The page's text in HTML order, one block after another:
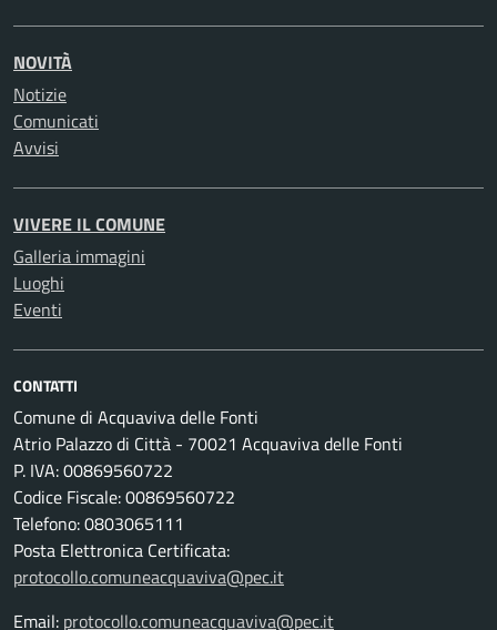
NOVITÀ
Notizie
Comunicati
Avvisi
VIVERE IL COMUNE
Galleria immagini
Luoghi
Eventi
CONTATTI
Comune di Acquaviva delle Fonti
Atrio Palazzo di Città - 70021 Acquaviva delle Fonti
P. IVA: 00869560722
Codice Fiscale: 00869560722
Telefono: 0803065111
Posta Elettronica Certificata:
protocollo.comuneacquaviva@pec.it
Email: protocollo.comuneacquaviva@pec.it